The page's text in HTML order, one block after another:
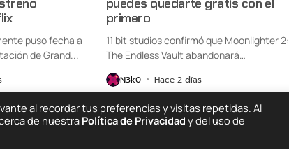
puso fecha a
de Grand...
primero
11 bit studios confirmó que Moonlighter 2:
The Endless Vault abandonará
N3k0 Hace 2 días
al recordar tus preferencias y visitas repetidas. Al
de nuestra Política de Privacidad y del uso de